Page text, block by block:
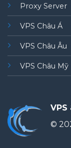
Proxy Server
VPS Châu Á
VPS Châu Âu
VPS Châu Mỹ
VPS
©